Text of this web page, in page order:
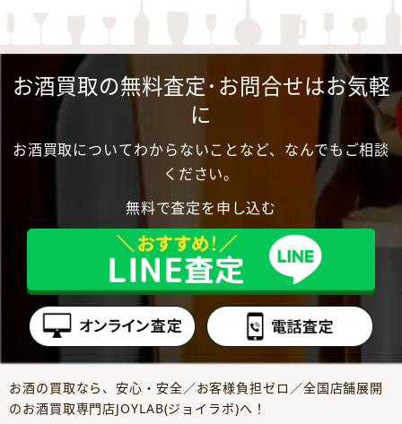
お酒買取の無料査定･お問合せはお気軽
に
お酒買取についてわからないことなど、なんでもご相談
ください。
無料で査定を申し込む
お酒の買取なら、安心・安全／お客様負担ゼロ／全国店舗展開
のお酒買取専門店JOYLAB(ジョイラボ)へ！